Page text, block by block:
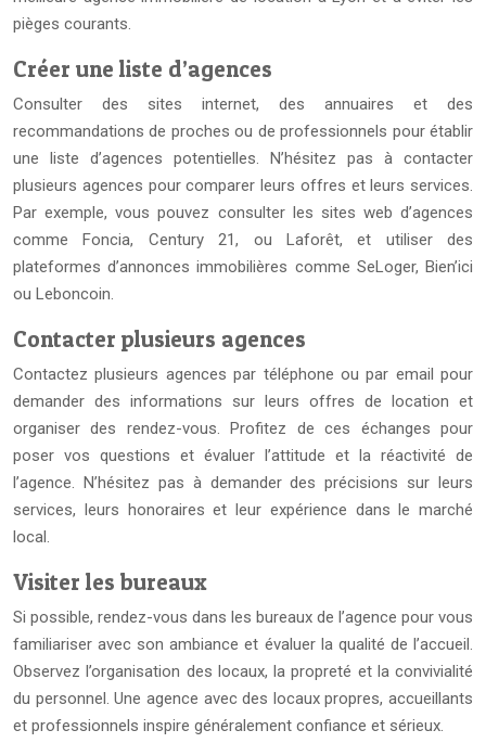
pièges courants.
Créer une liste d’agences
Consulter des sites internet, des annuaires et des
recommandations de proches ou de professionnels pour établir
une liste d’agences potentielles. N’hésitez pas à contacter
plusieurs agences pour comparer leurs offres et leurs services.
Par exemple, vous pouvez consulter les sites web d’agences
comme Foncia, Century 21, ou Laforêt, et utiliser des
plateformes d’annonces immobilières comme SeLoger, Bien’ici
ou Leboncoin.
Contacter plusieurs agences
Contactez plusieurs agences par téléphone ou par email pour
demander des informations sur leurs offres de location et
organiser des rendez-vous. Profitez de ces échanges pour
poser vos questions et évaluer l’attitude et la réactivité de
l’agence. N’hésitez pas à demander des précisions sur leurs
services, leurs honoraires et leur expérience dans le marché
local.
Visiter les bureaux
Si possible, rendez-vous dans les bureaux de l’agence pour vous
familiariser avec son ambiance et évaluer la qualité de l’accueil.
Observez l’organisation des locaux, la propreté et la convivialité
du personnel. Une agence avec des locaux propres, accueillants
et professionnels inspire généralement confiance et sérieux.